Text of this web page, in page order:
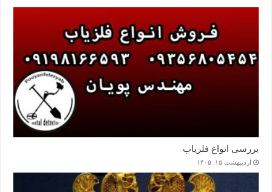
بررسی انواع فلزیاب
اردیبهشت ۱۵, ۱۴۰۵